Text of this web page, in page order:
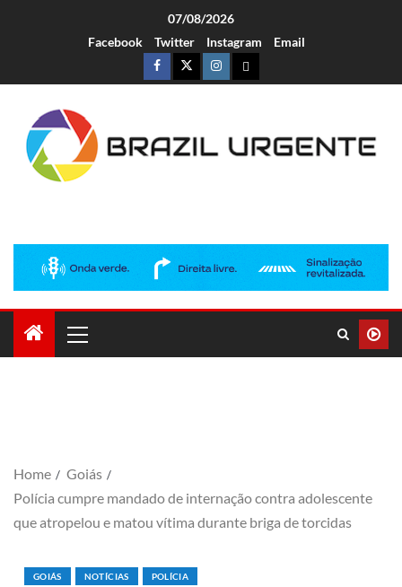
07/08/2026
Facebook
Twitter Instagram Email
Home
Goiás
Polícia cumpre mandado de internação contra adolescente
que atropelou e matou vítima durante briga de torcidas
GOIÁS NOTÍCIAS POLÍCIA